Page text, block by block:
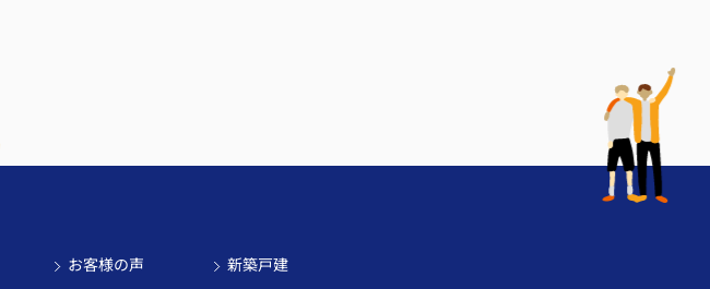
お客様の声
新築戸建